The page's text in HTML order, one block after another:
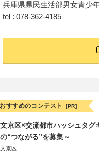
兵庫県県民生活部男女青少
tel : 078-362-4185
おすすめのコンテスト [PR]
文京区×交流都市ハッシュタグ
の“つながる”を募集～
文京区